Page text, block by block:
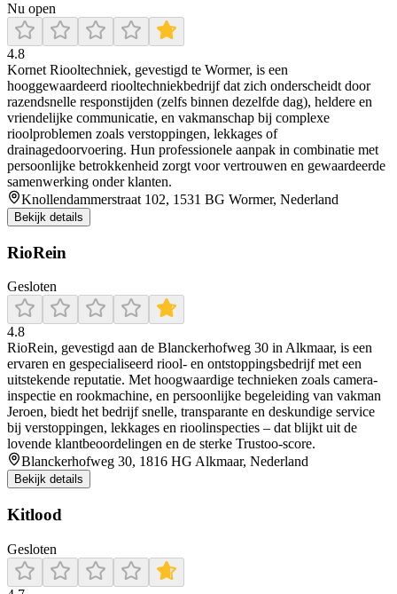
Nu open
4.8
Kornet Riooltechniek, gevestigd te Wormer, is een
hooggewaardeerd riooltechniekbedrijf dat zich onderscheidt door
razendsnelle responstijden (zelfs binnen dezelfde dag), heldere en
vriendelijke communicatie, en vakmanschap bij complexe
rioolproblemen zoals verstoppingen, lekkages of
drainagedoorvoering. Hun professionele aanpak in combinatie met
persoonlijke betrokkenheid zorgt voor vertrouwen en gewaardeerde
samenwerking onder klanten.
Knollendammerstraat 102, 1531 BG Wormer, Nederland
Bekijk details
RioRein
Gesloten
4.8
RioRein, gevestigd aan de Blanckerhofweg 30 in Alkmaar, is een
ervaren en gespecialiseerd riool- en ontstoppingsbedrijf met een
uitstekende reputatie. Met hoogwaardige technieken zoals camera-
inspectie en rookmachine, en persoonlijke begeleiding van vakman
Jeroen, biedt het bedrijf snelle, transparante en deskundige service
bij verstoppingen, lekkages en rioolinspecties – dat blijkt uit de
lovende klantbeoordelingen en de sterke Trustoo-score.
Blanckerhofweg 30, 1816 HG Alkmaar, Nederland
Bekijk details
Kitlood
Gesloten